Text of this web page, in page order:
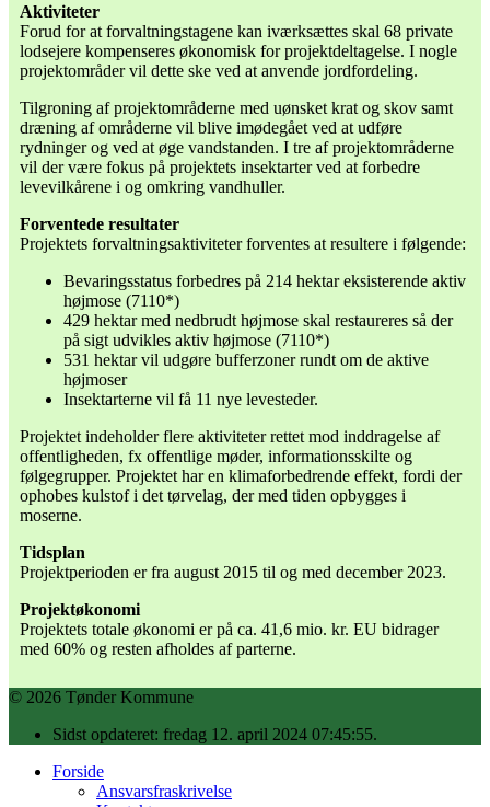
Aktiviteter
Forud for at forvaltningstagene kan iværksættes skal 68 private
lodsejere kompenseres økonomisk for projektdeltagelse. I nogle
projektområder vil dette ske ved at anvende jordfordeling.
Tilgroning af projektområderne med uønsket krat og skov samt
dræning af områderne vil blive imødegået ved at udføre
rydninger og ved at øge vandstanden. I tre af projektområderne
vil der være fokus på projektets insektarter ved at forbedre
levevilkårene i og omkring vandhuller.
Forventede resultater
Projektets forvaltningsaktiviteter forventes at resultere i følgende:
Bevaringsstatus forbedres på 214 hektar eksisterende aktiv
højmose (7110*)
429 hektar med nedbrudt højmose skal restaureres så der
på sigt udvikles aktiv højmose (7110*)
531 hektar vil udgøre bufferzoner rundt om de aktive
højmoser
Insektarterne vil få 11 nye levesteder.
Projektet indeholder flere aktiviteter rettet mod inddragelse af
offentligheden, fx offentlige møder, informationsskilte og
følgegrupper. Projektet har en klimaforbedrende effekt, fordi der
ophobes kulstof i det tørvelag, der med tiden opbygges i
moserne.
Tidsplan
Projektperioden er fra august 2015 til og med december 2023.
Projektøkonomi
Projektets totale økonomi er på ca. 41,6 mio. kr. EU bidrager
med 60% og resten afholdes af parterne.
© 2026 Tønder Kommune
Sidst opdateret: fredag 12. april 2024 07:45:55.
Forside
Ansvarsfraskrivelse